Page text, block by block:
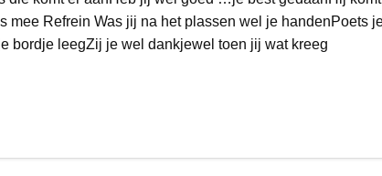
mee Refrein Was jij na het plassen wel je handenPoets
bordje leegZij je wel dankjewel toen jij wat kreeg